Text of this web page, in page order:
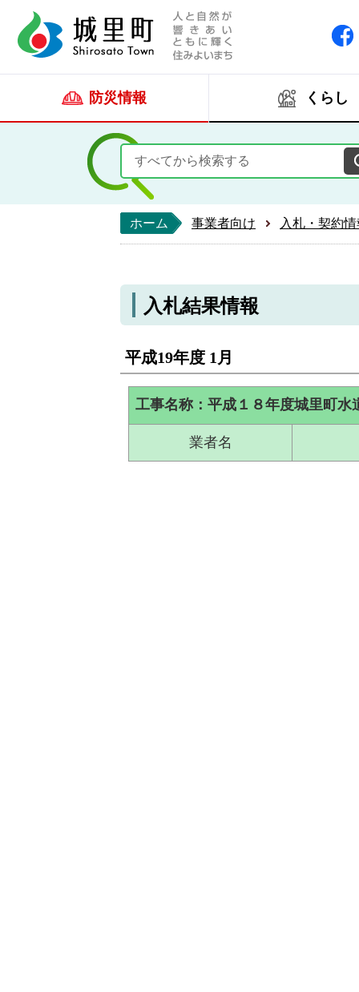
防災情報 くらし
ホーム 事業者向け 入札・契約
入札結果情報
平成19年度 1月
工事名称：平成１８年度城里町
業者名